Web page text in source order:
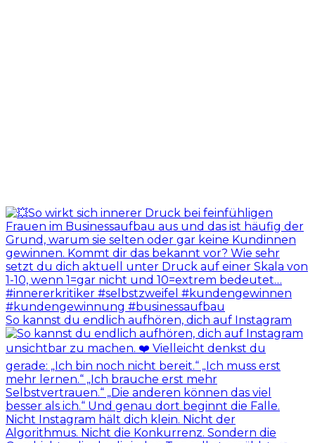
So kannst du endlich aufhören, dich auf Instagram